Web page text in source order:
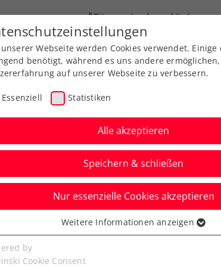
ÖTV Landesverbände
Ausbildung Services Über uns
Bank Open
zu Preisen von
Webseite werden Cookies verwendet. Einige
benötigt, während es uns andere
auf unserer Webseite zu verbessern.
Essenziell Statistiken
Alle akzeptieren
Speichern & schließen
Nur essenzielle Cookies akzeptieren
Cookies werden für grundlegende
benötigt. Dadurch ist gewährleistet, dass die
Weitere Informationen anzeigen
by
Cookie Consent